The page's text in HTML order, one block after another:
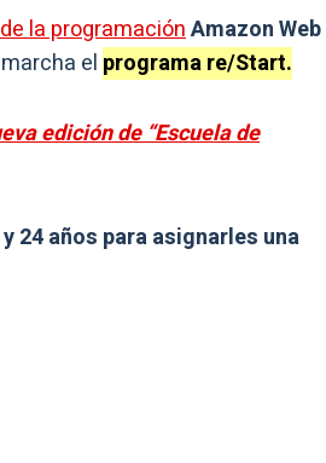
la programaciónAmazon Web
el programa re/Start.
edición de “Escuela de
24 años para asignarles una